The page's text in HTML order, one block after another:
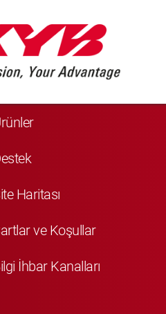
Haritası
ve Koşullar
İhbar Kanalları